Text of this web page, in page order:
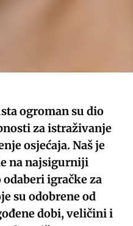
ogroman su dio
za istraživanje
osjećaja. Naš je
na najsigurniji
igračke za
su odobrene od
dobi, veličini i